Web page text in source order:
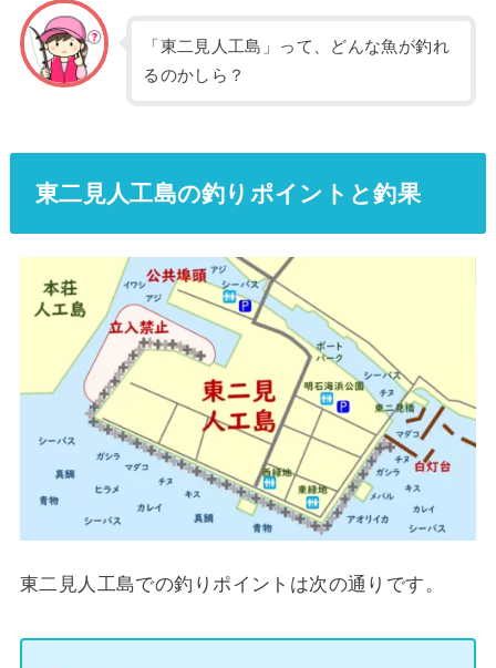
「東二見人工島」って、どんな魚が釣れ
るのかしら？
東二見人工島の釣りポイントと釣果
東二見人工島での釣りポイントは次の通りです。